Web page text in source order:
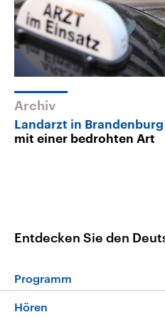
Archiv
Landarzt in Brandenburg
mit einer bedrohten Art
Entdecken Sie den
Programm
Programm
Hören